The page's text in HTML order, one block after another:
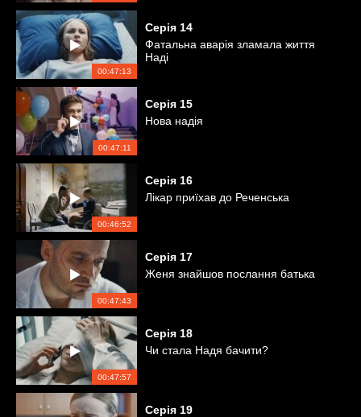
00:47:13
Серія 14
Фатальна аварія зламала життя
Наді
00:47:11
Серія 15
Нова надія
00:46:52
Серія 16
Лікар приїхав до Реченська
00:47:43
Серія 17
Женя знайшов послання батька
00:47:57
Серія 18
Чи стала Надя бачити?
Серія 19